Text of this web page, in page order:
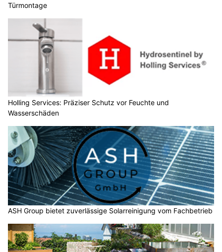
Türmontage
Holling Services: Präziser Schutz vor Feuchte und
Wasserschäden
ASH Group bietet zuverlässige Solarreinigung vom Fachbetrieb